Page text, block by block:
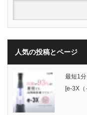
人気の投稿とページ
最短1
[e-3X（